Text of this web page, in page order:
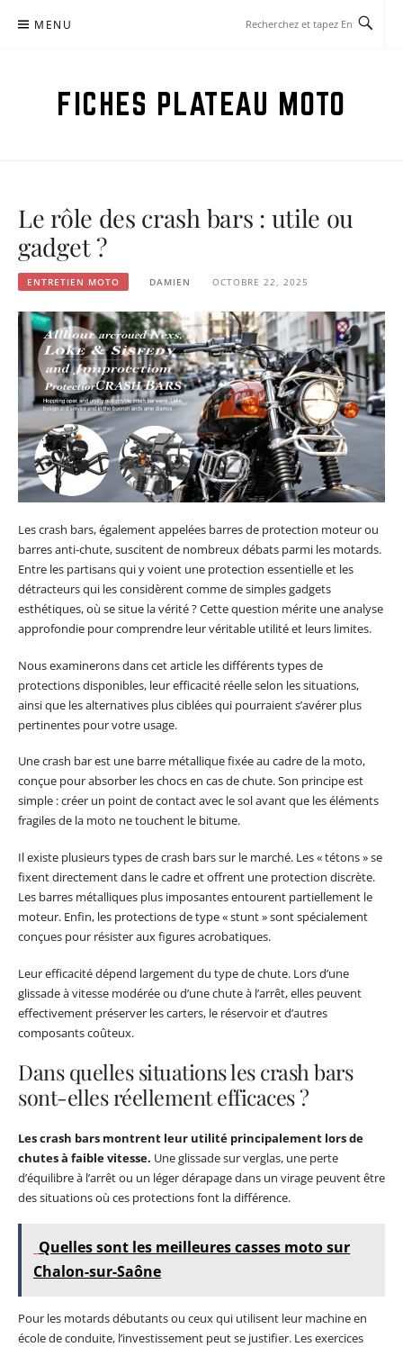
MENU
FICHES PLATEAU MOTO
Le rôle des crash bars : utile ou
gadget ?
ENTRETIEN MOTO DAMIEN OCTOBRE 22, 2025
Les crash bars, également appelées barres de protection moteur ou
barres anti-chute, suscitent de nombreux débats parmi les motards.
Entre les partisans qui y voient une protection essentielle et les
détracteurs qui les considèrent comme de simples gadgets
esthétiques, où se situe la vérité ? Cette question mérite une analyse
approfondie pour comprendre leur véritable utilité et leurs limites.
Nous examinerons dans cet article les différents types de
protections disponibles, leur efficacité réelle selon les situations,
ainsi que les alternatives plus ciblées qui pourraient s’avérer plus
pertinentes pour votre usage.
Une crash bar est une barre métallique fixée au cadre de la moto,
conçue pour absorber les chocs en cas de chute. Son principe est
simple : créer un point de contact avec le sol avant que les éléments
fragiles de la moto ne touchent le bitume.
Il existe plusieurs types de crash bars sur le marché. Les « tétons » se
fixent directement dans le cadre et offrent une protection discrète.
Les barres métalliques plus imposantes entourent partiellement le
moteur. Enfin, les protections de type « stunt » sont spécialement
conçues pour résister aux figures acrobatiques.
Leur efficacité dépend largement du type de chute. Lors d’une
glissade à vitesse modérée ou d’une chute à l’arrêt, elles peuvent
effectivement préserver les carters, le réservoir et d’autres
composants coûteux.
Dans quelles situations les crash bars
sont-elles réellement efficaces ?
Les crash bars montrent leur utilité principalement lors de
chutes à faible vitesse. Une glissade sur verglas, une perte
d’équilibre à l’arrêt ou un léger dérapage dans un virage peuvent être
des situations où ces protections font la différence.
Quelles sont les meilleures casses moto sur
Chalon-sur-Saône
Pour les motards débutants ou ceux qui utilisent leur machine en
école de conduite, l’investissement peut se justifier. Les exercices